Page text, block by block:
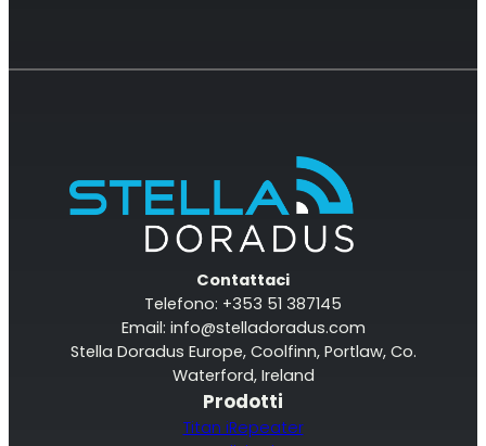
Contattaci
Telefono: +353 51 387145
Email: info@stelladoradus.com
Stella Doradus Europe, Coolfinn, Portlaw, Co.
Waterford, Ireland
Prodotti
Titan iRepeater